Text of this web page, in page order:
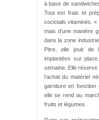
à base de
Tout est frais et
cocktails vitaminés. «
mais d’une manière
dans la zone
Pitre, elle jouit de
implantées sur
semaine. Elle
l’achat du matériel
garniture en
elle se rend au
fruits et légumes.